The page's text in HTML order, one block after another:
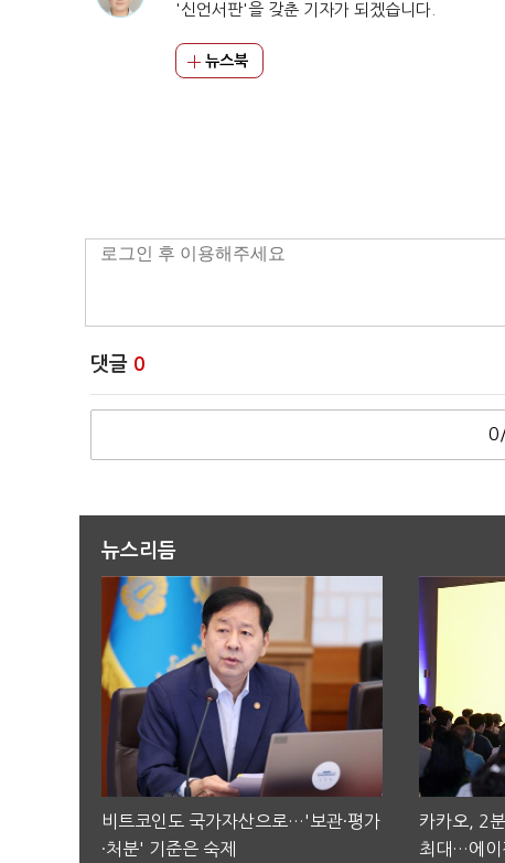
'신언서판'을 갖춘 기자가 되겠습니다.
뉴스북
댓글 0
뉴스리듬
비트코인도 국가자산으로…'보관·평가
·처분' 기준은 숙제
카카오, 2
최대…에이